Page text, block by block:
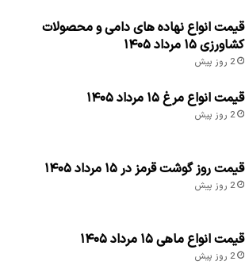
قیمت انواع نهاده های دامی و محصولات
کشاورزی ۱۵ مرداد ۱۴۰۵
2 روز پیش
قیمت انواع مرغ ۱۵ مرداد ۱۴۰۵
2 روز پیش
قیمت روز گوشت قرمز در ۱۵ مرداد ۱۴۰۵
2 روز پیش
قیمت انواع ماهی ۱۵ مرداد ۱۴۰۵
2 روز پیش